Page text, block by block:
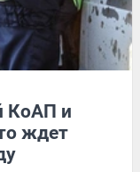
КоАП и
ждет